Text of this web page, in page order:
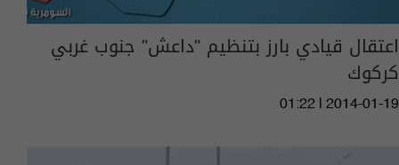
اعتقال قيادي بارز بتنظيم "داعش" جنوب غربي
كركوك
01:22 | 2014-01-19